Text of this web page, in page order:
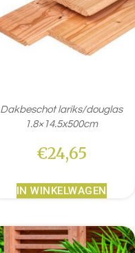
Dakbeschot lariks/douglas
1.8×14.5x500cm
€24,65
IN WINKELWAGEN